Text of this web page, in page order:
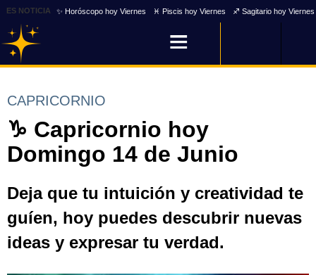
ES NOTICIA ✨ Horóscopo hoy Viernes ♓ Piscis hoy Viernes ♐ Sagitario hoy Viernes
CAPRICORNIO
♑ Capricornio hoy
Domingo 14 de Junio
Deja que tu intuición y creatividad te
guíen, hoy puedes descubrir nuevas
ideas y expresar tu verdad.